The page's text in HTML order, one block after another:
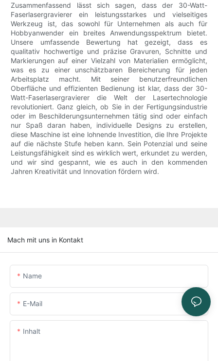
Zusammenfassend lässt sich sagen, dass der 30-Watt-
Faserlasergravierer ein leistungsstarkes und vielseitiges
Werkzeug ist, das sowohl für Unternehmen als auch für
Hobbyanwender ein breites Anwendungsspektrum bietet.
Unsere umfassende Bewertung hat gezeigt, dass es
qualitativ hochwertige und präzise Gravuren, Schnitte und
Markierungen auf einer Vielzahl von Materialien ermöglicht,
was es zu einer unschätzbaren Bereicherung für jeden
Arbeitsplatz macht. Mit seiner benutzerfreundlichen
Oberfläche und effizienten Bedienung ist klar, dass der 30-
Watt-Faserlasergravierer die Welt der Lasertechnologie
revolutioniert. Ganz gleich, ob Sie in der Fertigungsindustrie
oder im Beschilderungsunternehmen tätig sind oder einfach
nur Spaß daran haben, individuelle Designs zu erstellen,
diese Maschine ist eine lohnende Investition, die Ihre Projekte
auf die nächste Stufe heben kann. Sein Potenzial und seine
Leistungsfähigkeit sind es wirklich wert, erkundet zu werden,
und wir sind gespannt, wie es auch in den kommenden
Jahren Kreativität und Innovation fördern wird.
Mach mit uns in Kontakt
Name
E-Mail
Inhalt